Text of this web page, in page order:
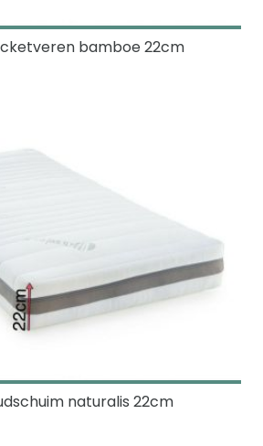
bamboe 22cm
naturalis 22cm